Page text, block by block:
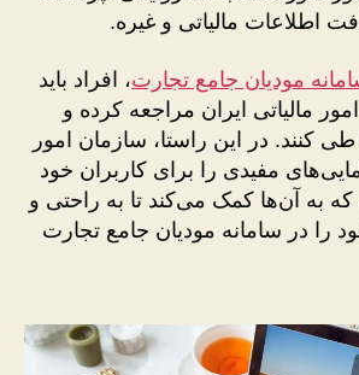
اطلاعات مالیاتی و غیره.
مودیان جامع تجارت، افراد باید
مالیاتی ایران مراجعه کرده و
کنند. در این راستا، سازمان امور
مفیدی را برای کاربران خود
به آن‌ها کمک می‌کند تا به راحتی و
را در سامانه مودیان جامع تجارت